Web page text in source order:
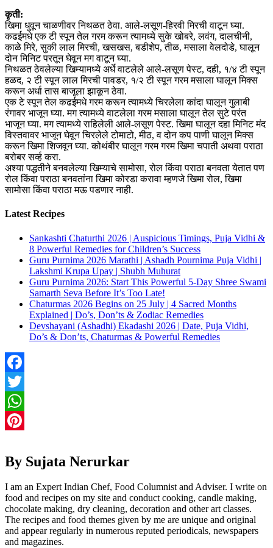
कृती:
खिमा धुवून चाळणीवर निथळत ठेवा. आले-लसूण-हिरवी मिरची वाटून घ्या.
कढईमधे एक टी स्पून तेल गरम करून त्यामध्ये सुके खोबरे, लवंग, दालचीनी,
काळे मिरे, सुकी लाल मिरची, खसखस, बडीशेप, तीळ, मसाला वेलदोडे, घालून
दोन मिनिट परतून घेवून मग वाटून घ्या.
निथळत ठेवलेल्या खिम्यामध्ये अर्धे वाटलेले आले-लसूण पेस्ट, दही, १/४ टी स्पून
हळद, २ टी स्पून लाल मिरची पावडर, १/२ टी स्पून गरम मसाला घालून मिक्स
करून अर्धा तास बाजूला झाकून ठेवा.
एक टे स्पून तेल कढईमधे गरम करून त्यामध्ये चिरलेला कांदा घालून गुलाबी
रंगावर भाजून घ्या. मग त्यामध्ये वाटलेला गरम मसाला घालून तेल सुटे परंत
भाजून घ्या. मग त्यामध्ये राहिलेली आले-लसूण पेस्ट. खिमा घालून दहा मिनिट मंद
विस्तवावर भाजून घेवून चिरलेले टोमाटो, मीठ, व दोन कप पाणी घालून मिक्स
करून खिमा शिजवून घ्या. कोथंबीर घालून गरम गरम खिमा चपाती अथवा पराठा
बरोबर सर्व्ह करा.
अश्या पद्धतीने बनवलेल्या खिम्याचे सामोसा, रोल किंवा पराठा बनवता येतात पण
रोल किंवा पराठा बनवतांना खिमा कोरडा करावा म्हणजे खिमा रोल, खिमा
सामोसा किंवा पराठा मऊ पडणार नाही.
Latest Recipes
Sankashti Chaturthi 2026 | Auspicious Timings, Puja Vidhi &
8 Powerful Remedies for Children’s Success
Guru Purnima 2026 Marathi | Ashadh Pournima Puja Vidhi |
Lakshmi Krupa Upay | Shubh Muhurat
Guru Purnima 2026: Start This Powerful 5-Day Shree Swami
Samarth Seva Before It’s Too Late!
Chaturmas 2026 Begins on 25 July | 4 Sacred Months
Explained | Do’s, Don’ts & Zodiac Remedies
Devshayani (Ashadhi) Ekadashi 2026 | Date, Puja Vidhi,
Do’s & Don’ts, Chaturmas & Powerful Remedies
Facebook
Twitter
WhatsApp
By Sujata Nerurkar
I am an Expert Indian Chef, Food Columnist and Adviser. I write on
food and recipes on my site and conduct cooking, candle making,
chocolate making, dry cleaning, decoration and other art classes.
The recipes and food themes given by me are unique and original
and appear regularly in numerous reputed periodicals, newspapers
and magazines.